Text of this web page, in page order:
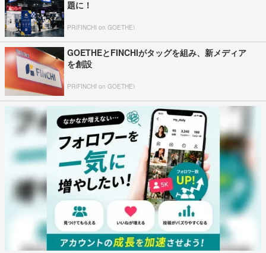
題に！
PR(FINCHI on GOETHE)
GOETHEとFINCHIがタッグを組み、新メディア
を創設
PR(FINCHI on GOETHE)